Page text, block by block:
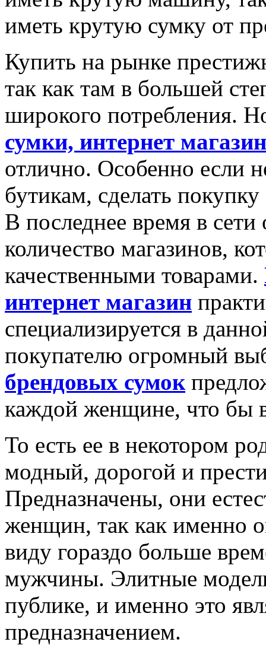
иметь крутую сумку от
Купить на рынке
так как там в большей
широкого потребления.
сумки, интернет магазин
отлично. Особенно если
бутикам, сделать
В последнее время в
количество магазинов,
качественными товарами.
интернет магазин
специализируется в
покупателю огромный
брендовых сумок
каждой женщине, что бы
То есть ее в некотором
модный, дорогой и
Предназначены, они
женщин, так как именно
виду гораздо больше
мужчины. Элитные модели
публике, и именно это
предназначением.